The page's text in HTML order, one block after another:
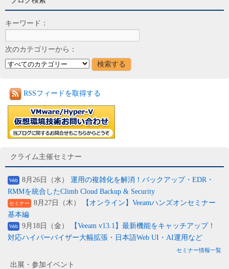
キーワード：
次のカテゴリーから：
RSSフィードを取得する
クライム主催セミナー
Web 8月26日（水） 運用の複雑化を解消！バックアップ・EDR・
RMMを統合したClimb Cloud Backup & Security
セミナー 8月27日（木）
【オンライン】Veeamハンズオンセミナー
基本編
Web 9月18日（金）
【Veeam v13.1】最新機能をキャッチアップ！
対応ハイパーバイザー大幅拡張・日本語Web UI・AI運用など
セミナー情報一覧
出展・参加イベント